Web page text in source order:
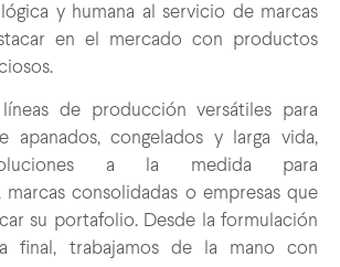
y humana al servicio de marcas
en el mercado con productos
de producción versátiles para
apanados, congelados y larga vida,
a la medida para
marcas consolidadas o empresas que
su portafolio. Desde la formulación
final, trabajamos de la mano con